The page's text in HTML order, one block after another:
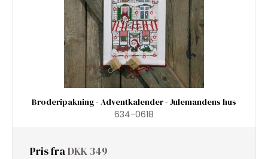
Broderipakning - Adventkalender - Julemandens hus
634-0618
Pris fraDKK 349